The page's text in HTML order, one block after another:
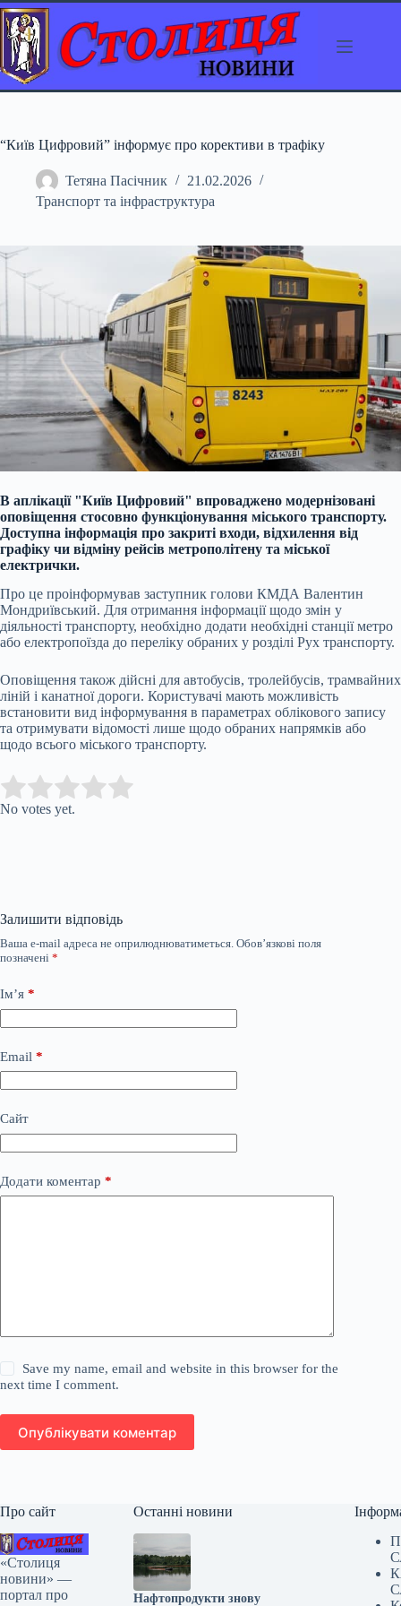
Перейти
до
вмісту
“Київ Цифровий” інформує про корективи в трафіку
Тетяна Пасічник
21.02.2026
Транспорт та інфраструктура
В аплікації "Київ Цифровий" впроваджено модернізовані
оповіщення стосовно функціонування міського транспорту.
Доступна інформація про закриті входи, відхилення від
графіку чи відміну рейсів метрополітену та міської
електрички.
Про це проінформував заступник голови КМДА Валентин
Мондриївський. Для отримання інформації щодо змін у
діяльності транспорту, необхідно додати необхідні станції метро
або електропоїзда до переліку обраних у розділі Рух транспорту.
Оповіщення також дійсні для автобусів, тролейбусів, трамвайних
ліній і канатної дороги. Користувачі мають можливість
встановити вид інформування в параметрах облікового запису
та отримувати відомості лише щодо обраних напрямків або
щодо всього міського транспорту.
Rate this item:
No votes yet.
Залишити відповідь
Ваша e-mail адреса не оприлюднюватиметься. Обов’язкові поля
позначені *
Ім’я *
Email *
Сайт
Додати коментар *
Save my name, email and website in this browser for the
next time I comment.
Опублікувати коментар
Про сайт
«Столиця
новини» —
портал про
Останні новини
Нафтопродукти знову